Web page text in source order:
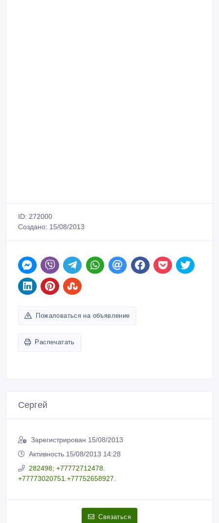
ID: 272000
Создано: 15/08/2013
Пожаловаться на объявление
Распечатать
Сергей
Зарегистрирован 15/08/2013
Активность 15/08/2013 14:28
282498; +77772712478.
+77773020751.+77752658927.
Связаться